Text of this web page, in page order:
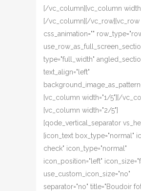
[/vc_column][vc_column
[/vc_column][/vc_row][vc_row
css_animation=""
type="full_width"
text_align="left"
[vc_column width="1/5"][/
[vc_column width="2/5"]
[qode_vertical_separator
[icon_text box_type="normal"
check" icon_type="normal"
icon_position="left"
use_custom_icon_size="no"
separator="no" title="Boudoir